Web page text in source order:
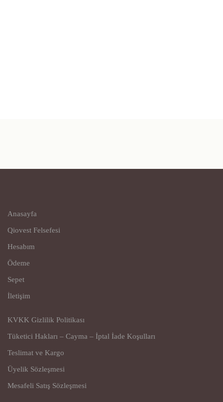
Anasayfa
Qiovest Felsefesi
Hesabım
Ödeme
Sepet
İletişim
KVKK Gizlilik Politikası
Tüketici Hakları – Cayma – İptal İade Koşulları
Teslimat ve Kargo
Üyelik Sözleşmesi
Mesafeli Satış Sözleşmesi